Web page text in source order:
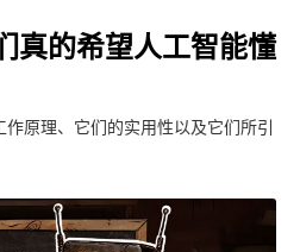
真的希望人工智能懂
原理、它们的实用性以及它们所引